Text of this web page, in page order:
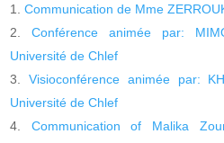
Communication de Mme
Conférence animée par:
Université de Chlef
Visioconférence animée par:
Université de Chlef
Communication of Malika